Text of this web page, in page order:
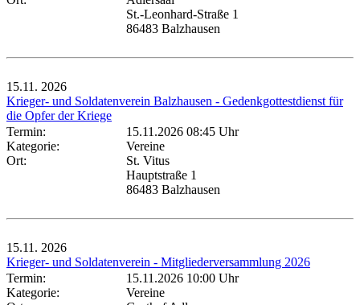
St.-Leonhard-Straße 1
86483 Balzhausen
15.11. 2026
Krieger- und Soldatenverein Balzhausen - Gedenkgottestdienst für
die Opfer der Kriege
Termin:
15.11.2026 08:45 Uhr
Kategorie:
Vereine
Ort:
St. Vitus
Hauptstraße 1
86483 Balzhausen
15.11. 2026
Krieger- und Soldatenverein - Mitgliederversammlung 2026
Termin:
15.11.2026 10:00 Uhr
Kategorie:
Vereine